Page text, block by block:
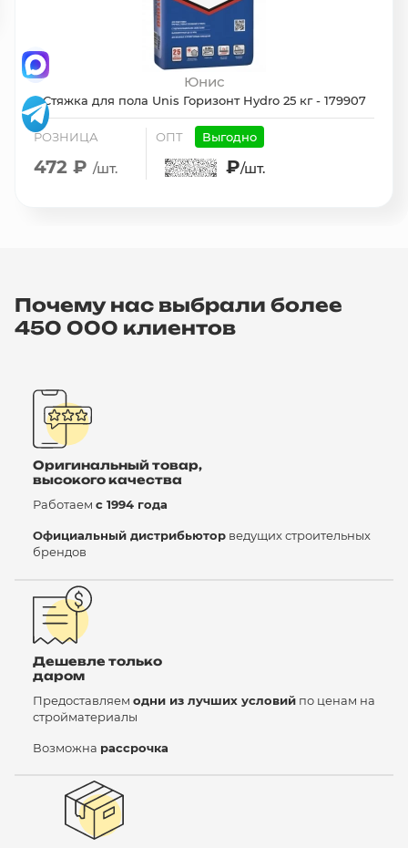
Юнис
Стяжка для пола Unis Горизонт Hydro 25 кг - 179907
РОЗНИЦА
472 ₽ /шт.
ОПТ Выгодно
₽/шт.
Почему нас выбрали более
450 000 клиентов
Оригинальный товар,
высокого качества
Работаем с 1994 года
Официальный дистрибьютор ведущих строительных
брендов
Дешевле только
даром
Предоставляем одни из лучших условий по ценам на
стройматериалы
Возможна рассрочка